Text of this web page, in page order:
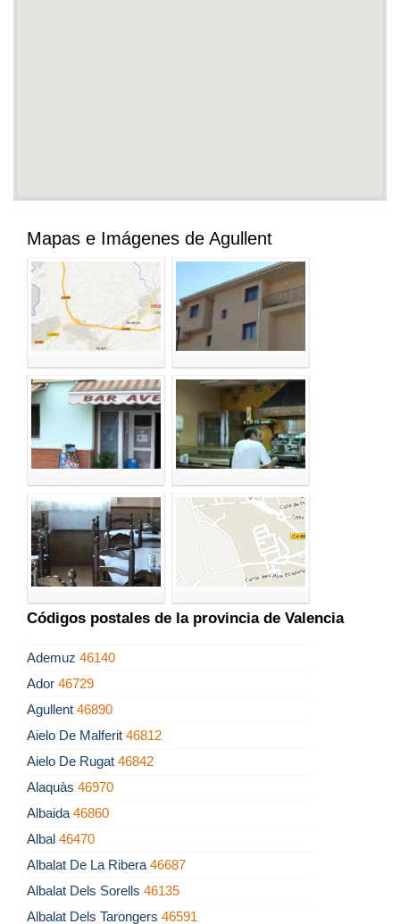
Mapas e Imágenes de Agullent
Códigos postales de la provincia de Valencia
Ademuz 46140
Ador 46729
Agullent 46890
Aielo De Malferit 46812
Aielo De Rugat 46842
Alaquàs 46970
Albaida 46860
Albal 46470
Albalat De La Ribera 46687
Albalat Dels Sorells 46135
Albalat Dels Tarongers 46591